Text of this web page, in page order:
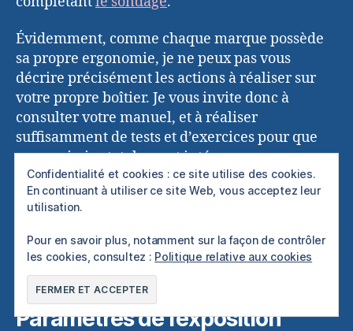
Évidemment, comme chaque marque possède
sa propre ergonomie, je ne peux pas vous
décrire précisément les actions à réaliser sur
votre propre boîtier. Je vous invite donc à
consulter votre manuel, et à réaliser
suffisamment de tests et d’exercices pour que
vous puissiez totalement intégrer ses
fonctionnalités.
Les réglages essentiels pour
produire une photo
Paramètres de l’exposition
Confidentialité et cookies : ce site utilise des cookies.
En continuant à utiliser ce site Web, vous acceptez leur
utilisation.
Pour en savoir plus, notamment sur la façon de contrôler
les cookies, consultez : Politique relative aux cookies